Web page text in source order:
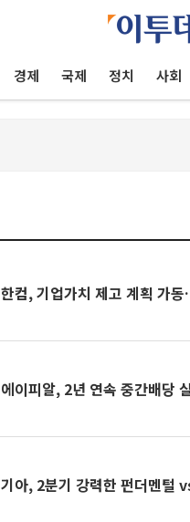
경제 국제 정치 사회
한컴, 기업가치 제고 계획 가
에이피알, 2년 연속 중간배당
기아, 2분기 강력한 펀더멘털